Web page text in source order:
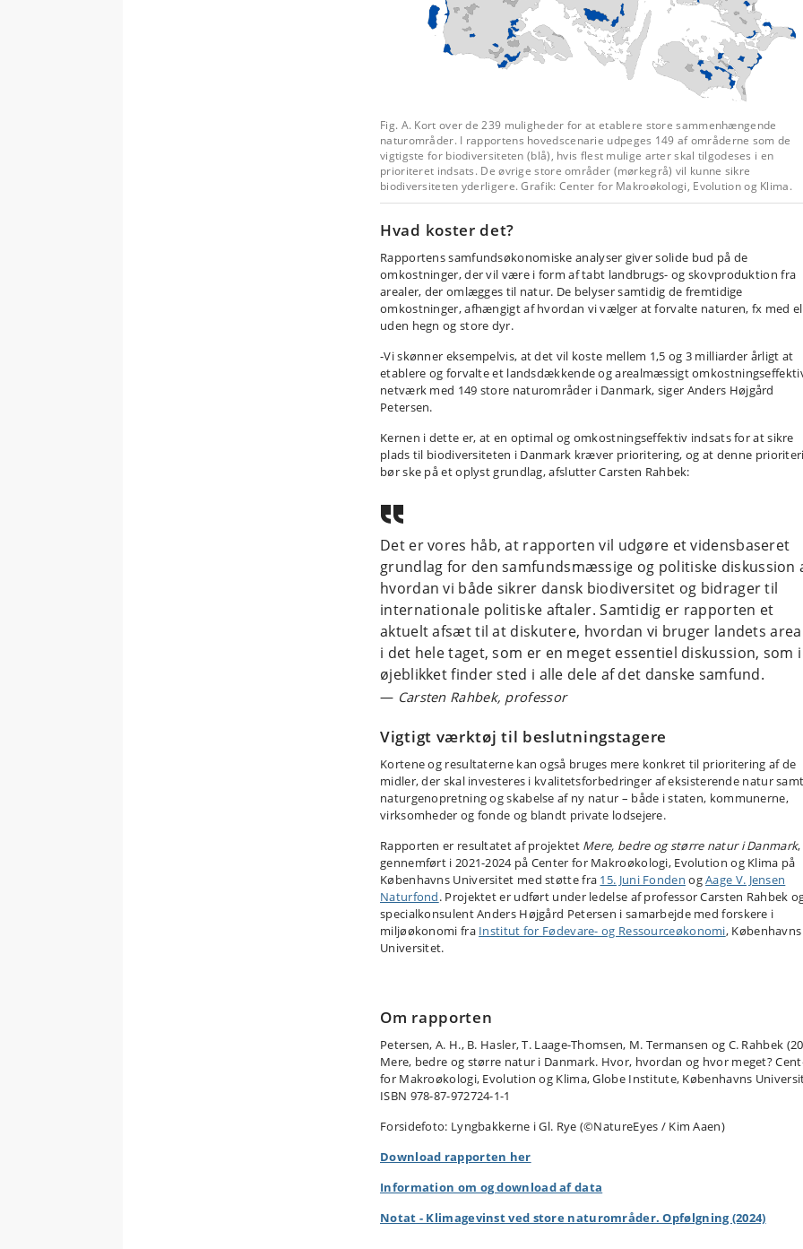
Fig. A. Kort over de 239 muligheder for at etablere store sammenhængende
naturområder. I rapportens hovedscenarie udpeges 149 af områderne som de
vigtigste for biodiversiteten (blå), hvis flest mulige arter skal tilgodeses i en
prioriteret indsats. De øvrige store områder (mørkegrå) vil kunne sikre
biodiversiteten yderligere. Grafik: Center for Makroøkologi, Evolution og Klima.
Hvad koster det?
Rapportens samfundsøkonomiske analyser giver solide bud på de
omkostninger, der vil være i form af tabt landbrugs- og skovproduktion fra
arealer, der omlægges til natur. De belyser samtidig de fremtidige
omkostninger, afhængigt af hvordan vi vælger at forvalte naturen, fx med
uden hegn og store dyr.
-Vi skønner eksempelvis, at det vil koste mellem 1,5 og 3 milliarder årligt at
etablere og forvalte et landsdækkende og arealmæssigt
netværk med 149 store naturområder i Danmark, siger Anders Højgård
Petersen.
Kernen i dette er, at en optimal og omkostningseffektiv indsats for at sikre
plads til biodiversiteten i Danmark kræver prioritering, og at denne
bør ske på et oplyst grundlag, afslutter Carsten Rahbek:
Det er vores håb, at rapporten vil udgøre et vidensbaseret
grundlag for den samfundsmæssige og politiske diskussion
hvordan vi både sikrer dansk biodiversitet og bidrager til
internationale politiske aftaler. Samtidig er rapporten et
aktuelt afsæt til at diskutere, hvordan vi bruger landets
i det hele taget, som er en meget essentiel diskussion, som i
øjeblikket finder sted i alle dele af det danske samfund.
Carsten Rahbek, professor
Vigtigt værktøj til beslutningstagere
Kortene og resultaterne kan også bruges mere konkret til prioritering af de
midler, der skal investeres i kvalitetsforbedringer af eksisterende natur samt
naturgenopretning og skabelse af ny natur – både i staten, kommunerne,
virksomheder og fonde og blandt private lodsejere.
Rapporten er resultatet af projektetMere, bedre og større natur i Danmark,
gennemført i 2021-2024 på Center for Makroøkologi, Evolution og Klima på
Københavns Universitet med støtte fra 15. Juni Fonden ogAage V. Jensen
Naturfond. Projektet er udført under ledelse af professor Carsten Rahbek
specialkonsulent Anders Højgård Petersen i samarbejde med forskere i
miljøøkonomi fra Institut for Fødevare- og Ressourceøkonomi, Københavns
Universitet.
Om rapporten
Petersen, A. H., B. Hasler, T. Laage-Thomsen, M. Termansen og C. Rahbek
Mere, bedre og større natur i Danmark. Hvor, hvordan og hvor meget?
for Makroøkologi, Evolution og Klima, Globe Institute, Københavns
ISBN 978-87-972724-1-1
Forsidefoto: Lyngbakkerne i Gl. Rye (©NatureEyes / Kim Aaen)
Download rapporten her
Information om og download af data
Notat - Klimagevinst ved store naturområder. Opfølgning (2024)